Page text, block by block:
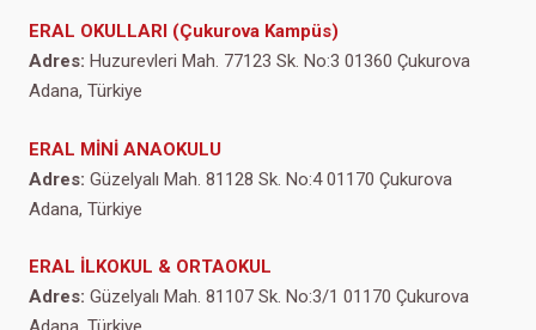
ERAL OKULLARI (Çukurova Kampüs)
Adres: Huzurevleri Mah. 77123 Sk. No:3 01360 Çukurova
Adana, Türkiye
ERAL MİNİ ANAOKULU
Adres: Güzelyalı Mah. 81128 Sk. No:4 01170 Çukurova
Adana, Türkiye
ERAL İLKOKUL & ORTAOKUL
Adres: Güzelyalı Mah. 81107 Sk. No:3/1 01170 Çukurova